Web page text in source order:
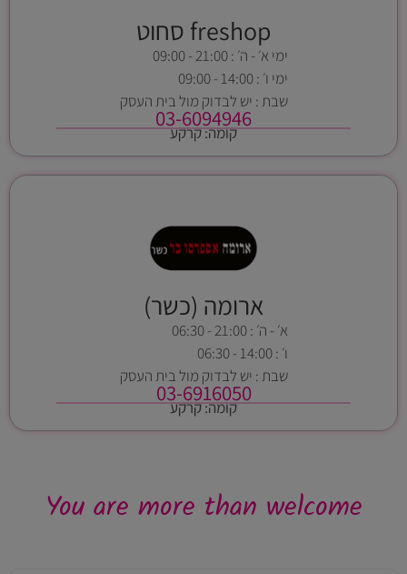
freshop סחוט
ימי א׳ - ה׳ : 21:00 - 09:00
ימי ו׳ : 14:00 - 09:00
שבת : יש לבדוק מול בית העסק
03-6094946
קומה: קרקע
ארומה (כשר)
א׳ - ה׳ : 21:00 - 06:30
ו׳ : 14:00 - 06:30
שבת : יש לבדוק מול בית העסק
03-6916050
קומה: קרקע
You are more than welcome